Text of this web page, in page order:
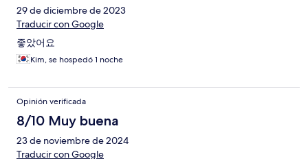
29 de diciembre de 2023
Traducir con Google
좋았어요
Kim, se hospedó 1 noche
Opinión verificada
8/10 Muy buena
23 de noviembre de 2024
Traducir con Google